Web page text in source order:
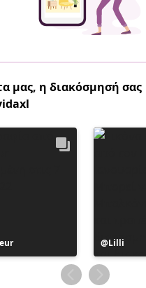
μας, η διακόσμησή σας
Η
από
Lilli